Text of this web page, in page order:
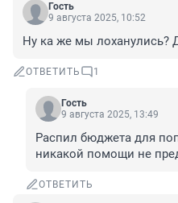
Гость
9 августа 2025, 10:52
Ну ка же мы лоханулись?
ОТВЕТИТЬ 1
Гость
9 августа 2025, 13:49
Распил бюджета для
никакой помощи не
ОТВЕТИТЬ